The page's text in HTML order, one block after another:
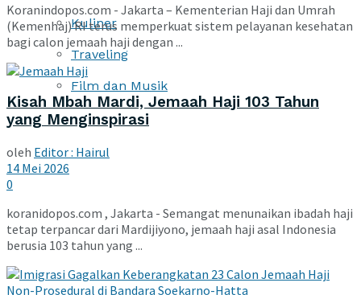
Kuliner
Traveling
Film dan Musik
Koranindopos.com - Jakarta – Kementerian Haji dan Umrah
(Kemenhaj) RI terus memperkuat sistem pelayanan kesehatan
bagi calon jemaah haji dengan ...
Kisah Mbah Mardi, Jemaah Haji 103 Tahun
yang Menginspirasi
oleh Editor : Hairul
14 Mei 2026
0
koranidopos.com , Jakarta - Semangat menunaikan ibadah haji
tetap terpancar dari Mardijiyono, jemaah haji asal Indonesia
berusia 103 tahun yang ...